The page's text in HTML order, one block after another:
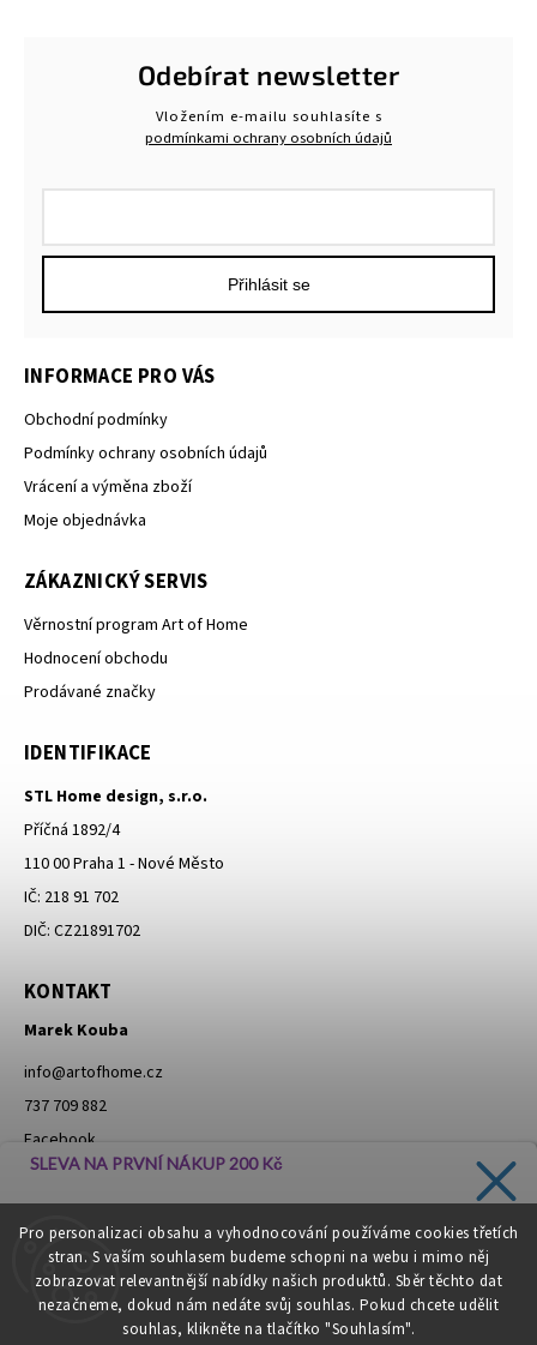
Pro personalizaci obsahu a vyhodnocování používáme cookies třetích
stran. S vaším souhlasem budeme schopni na webu i mimo něj
zobrazovat relevantnější nabídky našich produktů. Sběr těchto dat
nezačneme, dokud nám nedáte svůj souhlas. Pokud chcete udělit
souhlas, klikněte na tlačítko "Souhlasím".
Odebírat newsletter
Vložením e-mailu souhlasíte s
podmínkami ochrany osobních údajů
Přihlásit se
INFORMACE PRO VÁS
Obchodní podmínky
Podmínky ochrany osobních údajů
Vrácení a výměna zboží
Moje objednávka
ZÁKAZNICKÝ SERVIS
Věrnostní program Art of Home
Hodnocení obchodu
Prodávané značky
IDENTIFIKACE
STL Home design, s.r.o.
Příčná 1892/4
110 00 Praha 1 - Nové Město
IČ: 218 91 702
DIČ: CZ21891702
KONTAKT
Marek Kouba
info@artofhome.cz
737 709 882
Facebook
Instagram
Moje objednávka - odstoupení od smlouvy
SLEVA NA PRVNÍ NÁKUP 200 Kč
slevách přímo do vaší schránky!